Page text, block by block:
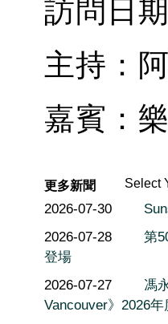
訪問日
主持：
嘉賓：
Select
更多新聞
2026-07-30
2026-07-28
第
登場
2026-07-27
馮
Vancouver》2026